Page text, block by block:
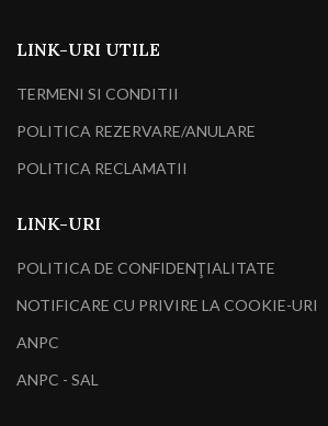
LINK-URI UTILE
TERMENI SI CONDITII
POLITICA REZERVARE/ANULARE
POLITICA RECLAMATII
LINK-URI
POLITICA DE CONFIDENŢIALITATE
NOTIFICARE CU PRIVIRE LA COOKIE-URI
ANPC
ANPC - SAL